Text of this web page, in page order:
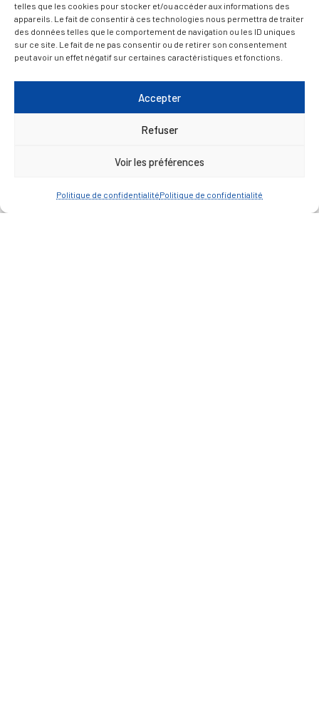
telles que les cookies pour stocker et/ou accéder aux informations des
appareils. Le fait de consentir à ces technologies nous permettra de traiter
des données telles que le comportement de navigation ou les ID uniques
sur ce site. Le fait de ne pas consentir ou de retirer son consentement
peut avoir un effet négatif sur certaines caractéristiques et fonctions.
Accepter
Refuser
Voir les préférences
Politique de confidentialitéPolitique de confidentialité
Urbanisme
Espace agent
— Faire une recherche
A FEUILLETER !